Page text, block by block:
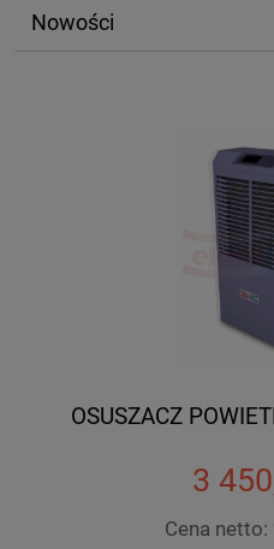
Nowości
OSUSZACZ
3
Cena netto: